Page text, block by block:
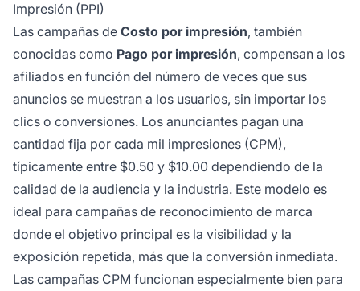
Impresión (PPI)
Las campañas de Costo por impresión, también
conocidas como Pago por impresión, compensan a los
afiliados en función del número de veces que sus
anuncios se muestran a los usuarios, sin importar los
clics o conversiones. Los anunciantes pagan una
cantidad fija por cada mil impresiones (CPM),
típicamente entre $0.50 y $10.00 dependiendo de la
calidad de la audiencia y la industria. Este modelo es
ideal para campañas de reconocimiento de marca
donde el objetivo principal es la visibilidad y la
exposición repetida, más que la conversión inmediata.
Las campañas CPM funcionan especialmente bien para